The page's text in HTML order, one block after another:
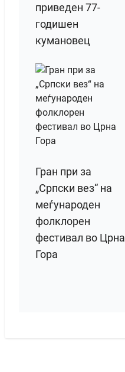
приведен 77-
годишен
кумановец
Гран при за
„Српски вез“ на
меѓународен
фолклорен
фестивал во Црна
Гора